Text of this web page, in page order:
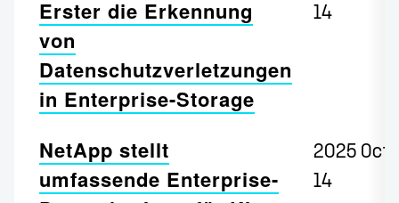
Erster die Erkennung
von
Datenschutzverletzungen
in Enterprise-Storage
14
NetApp stellt
umfassende Enterprise-
2025 Oct
14